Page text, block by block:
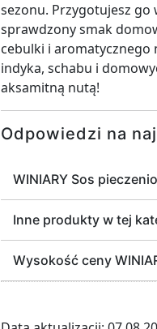
sezonu. Przygotujesz go
sprawdzony smak
cebulki i aromatycznego
indyka, schabu i
aksamitną nutą!
Odpowiedzi na
WINIARY Sos
Inne produkty w tej
Wysokość ceny